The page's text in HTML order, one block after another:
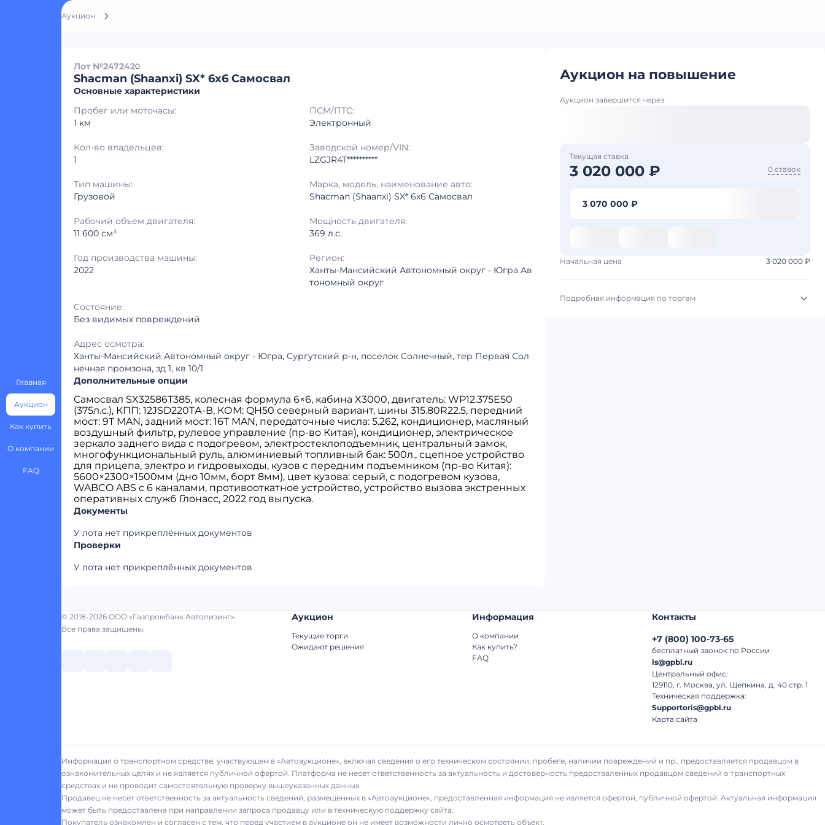
Главная
Аукцион
Как купить
О компании
FAQ
Аукцион
Лот №2472420
Shacman (Shaanxi) SX* 6x6 Самосвал
Основные характеристики
Пробег или моточасы:
1 км
ПСМ/ПТС:
Электронный
Кол-во владельцев:
1
Заводской номер/VIN:
LZGJR4T**********
Тип машины:
Грузовой
Марка, модель, наименование авто:
Shacman (Shaanxi) SX* 6x6 Самосвал
Рабочий объем двигателя:
11 600 см³
Мощность двигателя:
369 л.с.
Год производства машины:
2022
Регион:
Ханты-Мансийский Автономный округ - Югра Ав
тономный округ
Состояние:
Без видимых повреждений
Адрес осмотра:
Ханты-Мансийский Автономный округ - Югра, Сургутский р-н, поселок Солнечный, тер Первая Сол
нечная промзона, зд 1, кв 10/1
Дополнительные опции
Самосвал SX32586T385, колесная формула 6×6, кабина X3000, двигатель: WP12.375E50
(375л.с.), КПП: 12JSD220TА-B, КОМ: QH50 северный вариант, шины 315.80R22.5, передний
мост: 9T MAN, задний мост: 16T MAN, передаточные числа: 5.262, кондиционер, масляный
воздушный фильтр, рулевое управление (пр-во Китая), кондиционер, электрическое
зеркало заднего вида с подогревом, электростеклоподъемник, центральный замок,
многофункциональный руль, алюминиевый топливный бак: 500л., сцепное устройство
для прицепа, электро и гидровыходы, кузов с передним подъемником (пр-во Китая):
5600×2300×1500мм (дно 10мм, борт 8мм), цвет кузова: серый, с подогревом кузова,
WABCO ABS с 6 каналами, противооткатное устройство, устройство вызова экстренных
оперативных служб Глонасс, 2022 год выпуска.
Документы
У лота нет прикреплённых документов
Проверки
У лота нет прикреплённых документов
Аукцион на повышение
Аукцион завершится через
Текущая ставка
3 020 000 ₽ 0 ставок
3 070 000 ₽
Начальная цена 3 020 000 ₽
Подробная информация по торгам
© 2018-2026 ООО «Газпромбанк Автолизинг».
Все права защищены.
Аукцион
Текущие торги
Ожидают решения
Информация
О компании
Как купить?
FAQ
Контакты
+7 (800) 100-73-65
бесплатный звонок по России
ls@gpbl.ru
Центральный офис:
129110, г. Москва, ул. Щепкина, д. 40 стр. 1
Техническая поддержка:
Supportoris@gpbl.ru
Карта сайта
Информация о транспортном средстве, участвующем в «Автоаукционе», включая сведения о его техническом состоянии, пробеге, наличии повреждений и пр., предоставляется продавцом в
ознакомительных целях и не является публичной офертой. Платформа не несет ответственность за актуальность и достоверность предоставленных продавцом сведений о транспортных
средствах и не проводит самостоятельную проверку вышеуказанных данных.
Продавец не несет ответственность за актуальность сведений, размещенных в «Автоаукционе», предоставленная информация не является офертой, публичной офертой. Актуальная информация
может быть предоставлена при направлении запроса продавцу или в техническую поддержку сайта.
Покупатель ознакомлен и согласен с тем, что перед участием в аукционе он не имеет возможности лично осмотреть объект.